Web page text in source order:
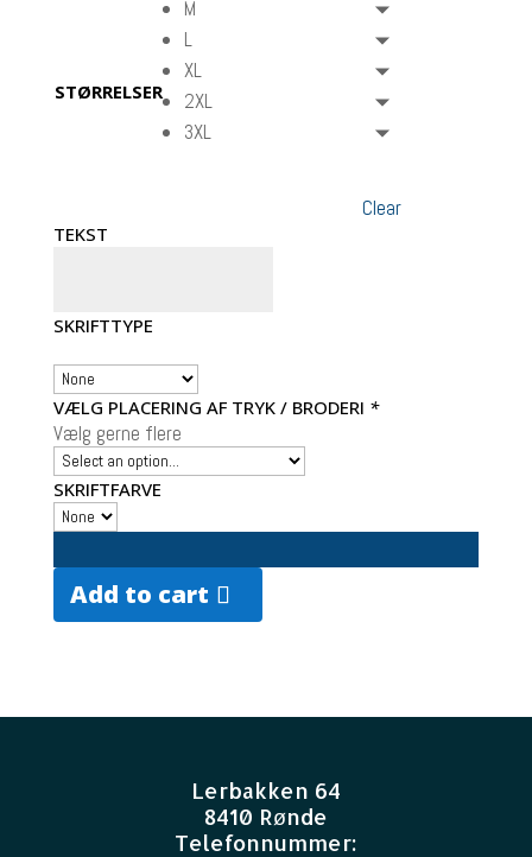
STØRRELSER
M
L
XL
2XL
3XL
Clear
TEKST
SKRIFTTYPE
VÆLG PLACERING AF TRYK / BRODERI *
Vælg gerne flere
SKRIFTFARVE
Add to cart
Lerbakken 64
8410 Rønde
Telefonnummer: